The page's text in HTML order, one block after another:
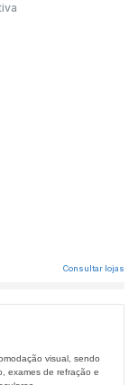
Consultar lojas
visual, sendo
exames de refração e